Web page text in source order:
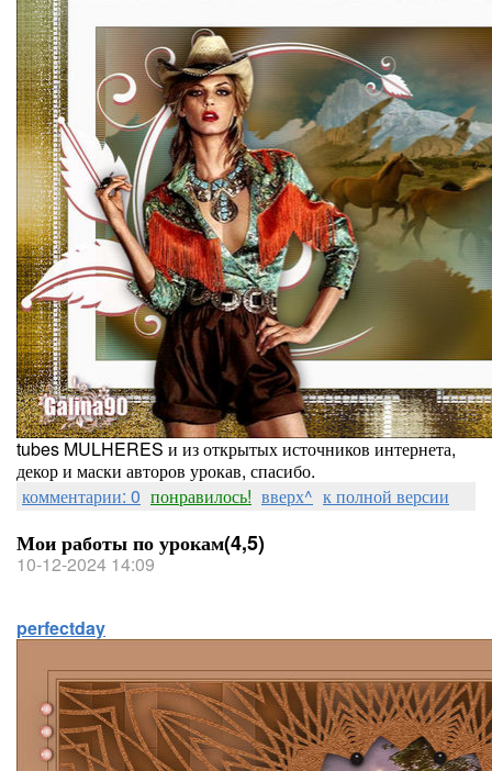
tubes MULHERES и из открытых источников интернета,
декор и маски авторов урокав, спасибо.
комментарии: 0 понравилось! вверх^ к полной версии
Мои работы по урокам(4,5)
10-12-2024 14:09
perfectday